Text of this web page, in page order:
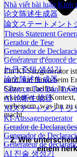
Nhà viết bài luận Kinh
论文陈述生成器
論文ステートメント
Thesis Statement
Gerador de Tese
Generador de
Générateur d'énoncé de
논문 주제 생성기
論文陳述生成器
Công cụ Tạo Bản
AI 论断生成器
AIステートメントジ
KI-Aussagengenerator
Gerador de
Generador de
Générateur de
AI 진술 생성기
Ein KI-Satzgenerator
nutzt, um Ihnen beim
Sätzen zu helfen. Im
erkennt er den
verbessern, was ihn zu
macht.
2. Wie
einem